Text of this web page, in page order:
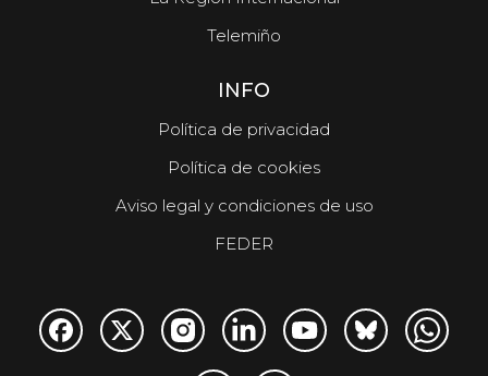
Telemiño
INFO
Política de privacidad
Política de cookies
Aviso legal y condiciones de uso
FEDER